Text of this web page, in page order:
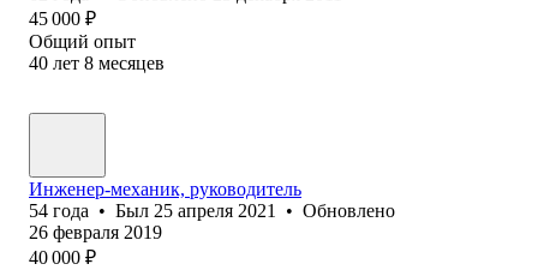
45 000 ₽
Общий опыт
40 лет 8 месяцев
Инженер-механик, руководитель
54 года • Был 25 апреля 2021 • Обновлено
26 февраля 2019
40 000 ₽